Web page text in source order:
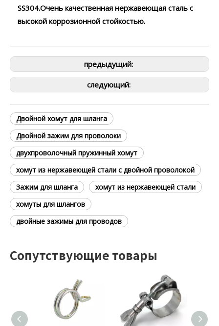
SS304.Очень качественная нержавеющая сталь с
высокой коррозионной стойкостью.
предыдущий:
следующий:
Двойной хомут для шланга
Двойной зажим для проволоки
двухпроволочный пружинный хомут
хомут из нержавеющей стали с двойной проволокой
Зажим для шланга
хомут из нержавеющей стали
хомуты для шлангов
двойные зажимы для проводов
Сопутствующие товары